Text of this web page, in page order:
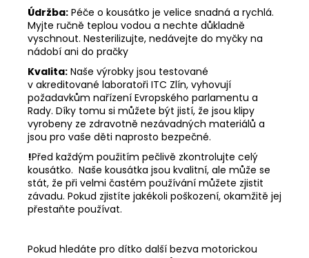
Údržba: Péče o kousátko je velice snadná a rychlá.
Myjte ručně teplou vodou a nechte důkladně
vyschnout. Nesterilizujte, nedávejte do myčky na
nádobí ani do pračky
Kvalita: Naše výrobky jsou testované
v akreditované laboratoři ITC Zlín, vyhovují
požadavkům nařízení Evropského parlamentu a
Rady. Díky tomu si můžete být jistí, že jsou klipy
vyrobeny ze zdravotně nezávadných materiálů a
jsou pro vaše děti naprosto bezpečné.
!Před každým použitím pečlivě zkontrolujte celý
kousátko. Naše kousátka jsou kvalitní, ale může se
stát, že při velmi častém používání můžete zjistit
závadu. Pokud zjistíte jakékoli poškození, okamžitě jej
přestaňte používat.
Pokud hledáte pro dítko další bezva motorickou